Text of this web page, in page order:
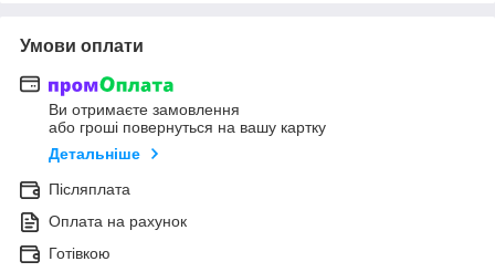
Умови оплати
Ви отримаєте замовлення
або гроші повернуться на вашу картку
Детальніше
Післяплата
Оплата на рахунок
Готівкою